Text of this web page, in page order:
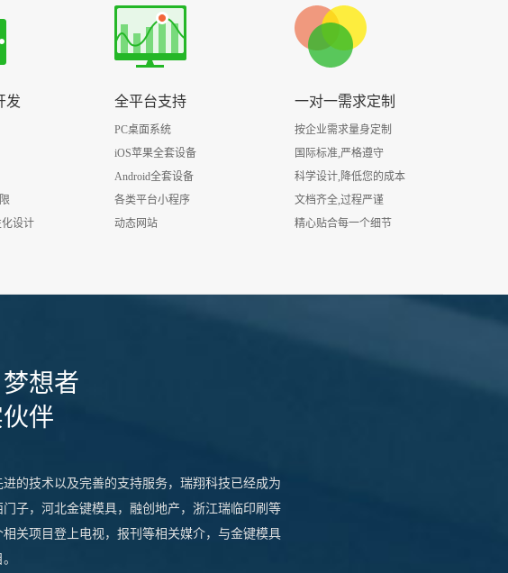
发
设计
全平台支持
PC桌面系统
iOS苹果全套设备
Android全套设备
各类平台小程序
动态网站
一对一需求定制
按企业需求量身定制
国际标准,严格遵守
科学设计,降低您的成本
文档齐全,过程严谨
精心贴合每一个细节
想者
伴
的技术以及完善的支持服务，瑞翔科技已经成为
子，河北金键模具，融创地产，浙江瑞临印刷等
关项目登上电视，报刊等相关媒介，与金键模具